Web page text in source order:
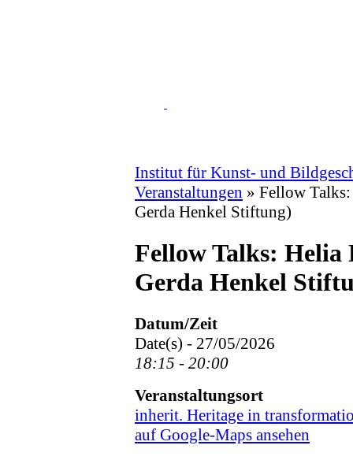
Institut für Kunst- und
Veranstaltungen » Fellow
Gerda Henkel Stiftung)
Fellow Talks: Helia
Gerda Henkel
Datum/Zeit
Date(s) - 27/05/2026
18:15 - 20:00
Veranstaltungsort
inherit. Heritage in
auf Google-Maps ansehen